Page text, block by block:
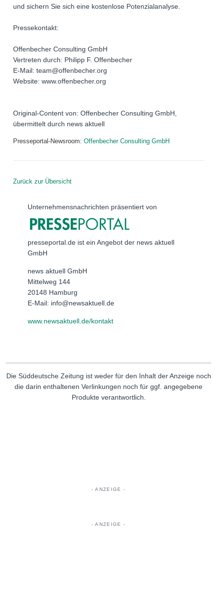
und sichern Sie sich eine kostenlose Potenzialanalyse.
Pressekontakt:
Offenbecher Consulting GmbH
Vertreten durch: Philipp F. Offenbecher
E-Mail: team@offenbecher.org
Website: www.offenbecher.org
Original-Content von: Offenbecher Consulting GmbH,
übermittelt durch news aktuell
Presseportal-Newsroom: Offenbecher Consulting GmbH
Zurück zur Übersicht
Unternehmensnachrichten präsentiert von
presseportal.de ist ein Angebot der news aktuell
GmbH
news aktuell GmbH
Mittelweg 144
20148 Hamburg
E-Mail: info@newsaktuell.de
www.newsaktuell.de/kontakt
Die Süddeutsche Zeitung ist weder für den Inhalt der Anzeige noch
die darin enthaltenen Verlinkungen noch für ggf. angegebene
Produkte verantwortlich.